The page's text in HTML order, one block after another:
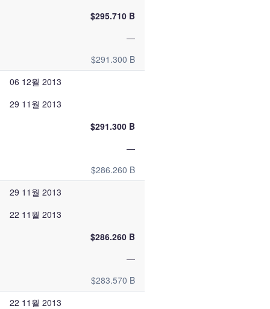
$295.710 B
—
$291.300 B
06 12월 2013
29 11월 2013
$291.300 B
—
$286.260 B
29 11월 2013
22 11월 2013
$286.260 B
—
$283.570 B
22 11월 2013